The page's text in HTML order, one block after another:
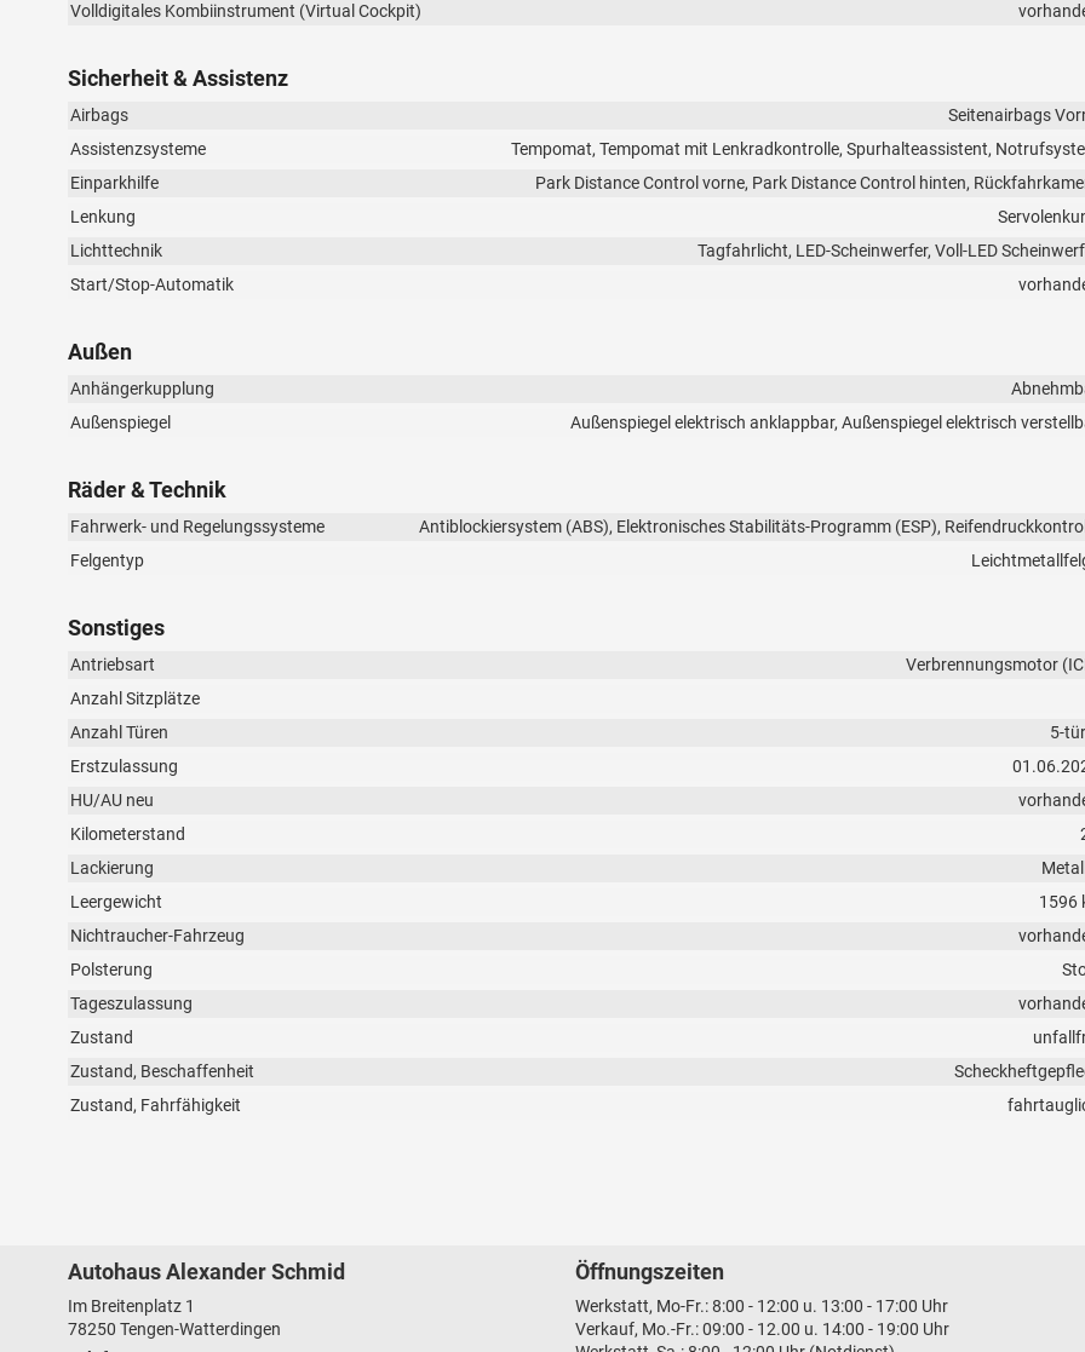
Volldigitales Kombiinstrument (Virtual Cockpit)
Sicherheit & Assistenz
Airbags
Seitenairbags
Assistenzsysteme
Tempomat, Tempomat mit Lenkradkontrolle, Spurhalteassistent,
Einparkhilfe
Park Distance Control vorne, Park Distance Control hinten,
Lenkung
Lichttechnik
Tagfahrlicht, LED-Scheinwerfer, Voll-LED
Start/Stop-Automatik
Außen
Anhängerkupplung
Außenspiegel
Außenspiegel elektrisch anklappbar, Außenspiegel elektrisch
Räder & Technik
Fahrwerk- und Regelungssysteme
Antiblockiersystem (ABS), Elektronisches Stabilitäts-Programm (ESP),
Felgentyp
Sonstiges
Antriebsart
Verbrennungsmotor
Anzahl Sitzplätze
Anzahl Türen
5-
Erstzulassung
HU/AU neu
Kilometerstand
Lackierung
Leergewicht
1596
Nichtraucher-Fahrzeug
Polsterung
Tageszulassung
Zustand
Zustand, Beschaffenheit
Zustand, Fahrfähigkeit
Autohaus Alexander Schmid
Im Breitenplatz 1
78250 Tengen-Watterdingen
Öffnungszeiten
Werkstatt, Mo-Fr.: 8:00 - 12:00 u. 13:00 - 17:00 Uhr
Verkauf, Mo.-Fr.: 09:00 - 12.00 u. 14:00 - 19:00 Uhr